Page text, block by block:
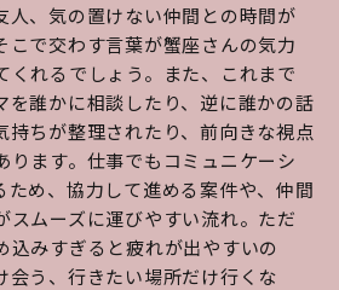
人、気の置けない仲間との時間が
こで交わす言葉が蟹座さんの気力
くれるでしょう。また、これまで
を誰かに相談したり、逆に誰かの話
持ちが整理されたり、前向きな視点
ります。仕事でもコミュニケーシ
ため、協力して進める案件や、仲間
スムーズに運びやすい流れ。ただ
込みすぎると疲れが出やすいの
会う、行きたい場所だけ行くな